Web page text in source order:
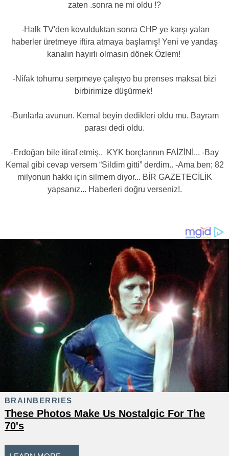
zaten .sonra ne mi oldu !?
-Halk TV'den kovulduktan sonra CHP ye karşı yalan
haberler üretmeye iftira atmaya başlamış! Yeni ve yandaş
kanalın hayırlı olmasın dönek Özlem!
-Nifak tohumu serpmeye çalışıyo bu prenses maksat bizi
birbirimize düşürmek!
-Bunlarla avunun. Kemal beyin dedikleri oldu mu. Bayram
parası dedi oldu.
-Erdoğan bile itiraf etmiş.. KYK borçlarının FAİZİNİ... -Bay
Kemal gibi cevap versem “Sildim gitti” derdim.. -Ama ben; 82
milyonun hakkı için silmem diyor... BİR GAZETECİLİK
yapsanız... Haberleri doğru verseniz!.